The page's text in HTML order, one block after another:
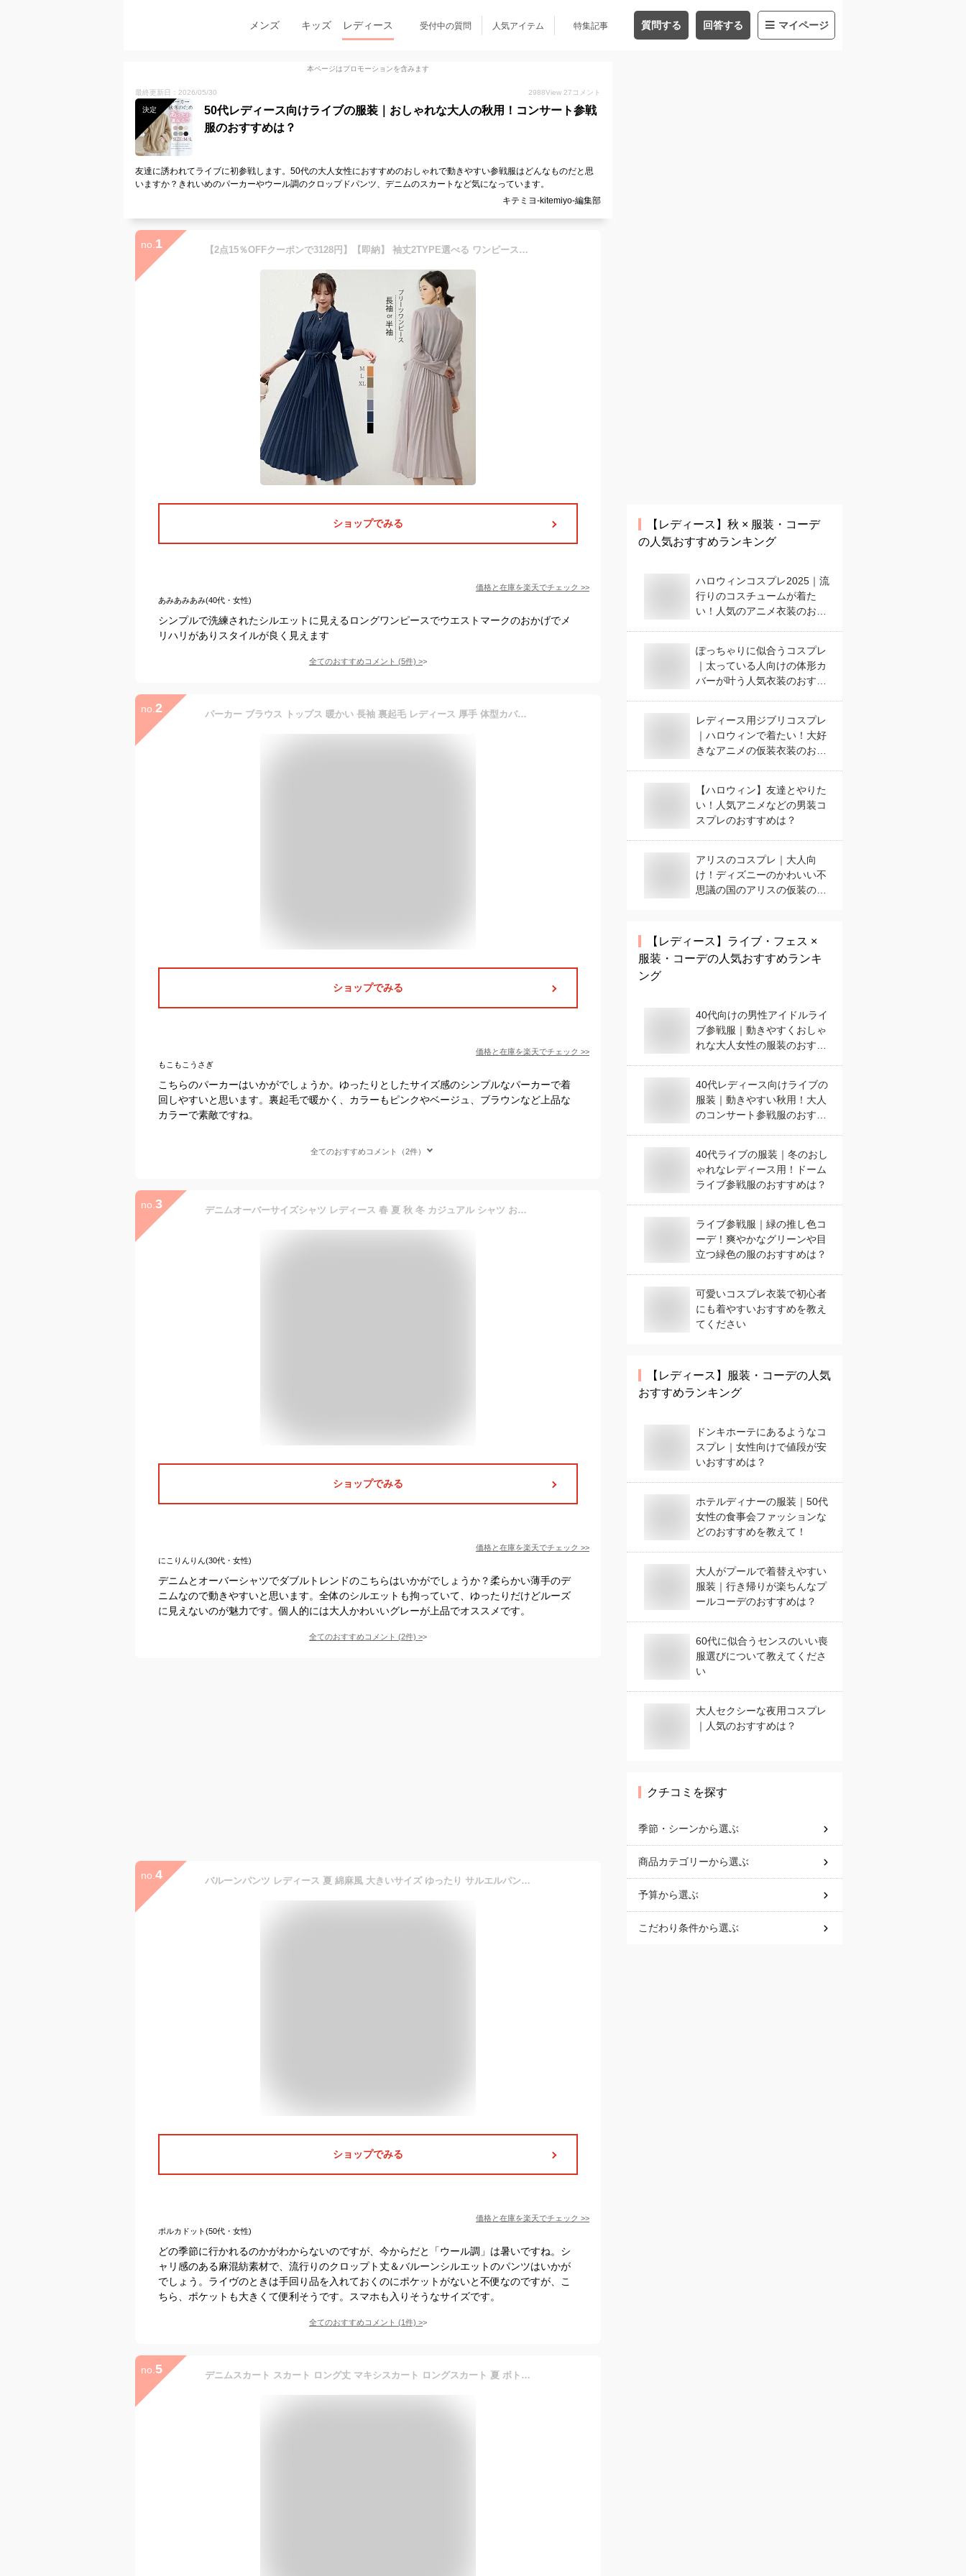
メンズ キッズ レディース 受付中の質問 人気アイテム 特集記事 質問する 回答する マイページ
本ページはプロモーションを含みます
最終更新日：2026/05/30 2988View 27 コメント
決定
50代レディース向けライブの服装｜おしゃれな大人の秋用！コンサート参戦
服のおすすめは？
友達に誘われてライブに初参戦します。50代の大人女性におすすめのおしゃれで動きやすい参戦服はどんなものだと思
いますか？きれいめのパーカーやウール調のクロップドパンツ、デニムのスカートなど気になっています。
キテミヨ-kitemiyo-編集部
no. 1 【2点15％OFFクーポンで3128円】【即納】 袖丈2TYPE選べる ワンピース 秋 レディース 長袖 半袖 プリーツ プリーツワンピース レディース 春 夏 秋 冬 ロング マキシ ロングワンピース マキシワンピース シャーリング 裏地付き きれいめ ウエストリボン付き シフォン
ショップでみる
価格と在庫を楽天でチェック >>
あみあみあみ(40代・女性)
シンプルで洗練されたシルエットに見えるロングワンピースでウエストマークのおかげでメ
リハリがありスタイルが良く見えます
全てのおすすめコメント (5件) >
no. 2 パーカー ブラウス トップス 暖かい 長袖 裏起毛 レディース 厚手 体型カバー 着痩せ 無地 帽子付き シンプル 秋冬 6色展開 上質 おしゃれ 気品が高い 通勤 ゆったり 大人 きれいめ オフィス カジュアル 肌触り 安心素材 旅行 高見え 20代 30代 40代 可愛い 秋冬の新作 M/L
ショップでみる
価格と在庫を楽天でチェック >>
もこもこうさぎ
こちらのパーカーはいかがでしょうか。ゆったりとしたサイズ感のシンプルなパーカーで着
回しやすいと思います。裏起毛で暖かく、カラーもピンクやベージュ、ブラウンなど上品な
カラーで素敵ですね。
全てのおすすめコメント（2件）
no. 3 デニムオーバーサイズシャツ レディース 春 夏 秋 冬 カジュアル シャツ おしゃれ レディース グレー ブラック ブルー ネイビー 20代 30代 40代 50代 公式[ハンチ]hunch
ショップでみる
価格と在庫を楽天でチェック >>
にこりんりん(30代・女性)
デニムとオーバーシャツでダブルトレンドのこちらはいかがでしょうか？柔らかい薄手のデ
ニムなので動きやすいと思います。全体のシルエットも拘っていて、ゆったりだけどルーズ
に見えないのが魅力です。個人的には大人かわいいグレーが上品でオススメです。
全てのおすすめコメント (2件) >
no. 4 バルーンパンツ レディース 夏 綿麻風 大きいサイズ ゆったり サルエルパンツ レディース きれいめ リネン パンツ クロップトパンツ 夏 部屋着 薄手 通気性
ショップでみる
価格と在庫を楽天でチェック >>
ポルカドット(50代・女性)
どの季節に行かれるのかがわからないのですが、今からだと「ウール調」は暑いですね。シ
ャリ感のある麻混紡素材で、流行りのクロップト丈＆バルーンシルエットのパンツはいかが
でしょう。ライヴのときは手回り品を入れておくのにポケットがないと不便なのですが、こ
ちら、ポケットも大きくて便利そうです。スマホも入りそうなサイズです。
全てのおすすめコメント (1件) >
no. 5 デニムスカート スカート ロング丈 マキシスカート ロングスカート 夏 ボトムス Aラインスカート デニム デニムロングスカート 大きサイズ 春 秋 ブラック バックスリット レディース タイトスカート きれいめ 可愛い お洒落 無地 カジュアル シンプル レトロ デイリー
【レディース】 秋 × 服装・コーデ
の人気おすすめランキング
ハロウィンコスプレ2025｜流
行りのコスチュームが着た
い！人気のアニメ衣装のおす
ぽっちゃりに似合うコスプレ
｜太っている人向けの体形カ
バーが叶う人気衣装のおすす
レディース用ジブリコスプレ
｜ハロウィンで着たい！大好
きなアニメの仮装衣装のおす
【ハロウィン】友達とやりた
い！人気アニメなどの男装コ
スプレのおすすめは？
アリスのコスプレ｜大人向
け！ディズニーのかわいい不
思議の国のアリスの仮装のお
【レディース】 ライブ・フェス ×
服装・コーデの人気おすすめランキ
ング
40代向けの男性アイドルライ
ブ参戦服｜動きやすくおしゃ
れな大人女性の服装のおすす
40代レディース向けライブの
服装｜動きやすい秋用！大人
のコンサート参戦服のおすす
40代ライブの服装｜冬のおし
ゃれなレディース用！ドーム
ライブ参戦服のおすすめは？
ライブ参戦服｜緑の推し色コ
ーデ！爽やかなグリーンや目
立つ緑色の服のおすすめは？
可愛いコスプレ衣装で初心者
にも着やすいおすすめを教え
てください
【レディース】 服装・コーデの人気
おすすめランキング
ドンキホーテにあるようなコ
スプレ｜女性向けで値段が安
いおすすめは？
ホテルディナーの服装｜50代
女性の食事会ファッションな
どのおすすめを教えて！
大人がプールで着替えやすい
服装｜行き帰りが楽ちんなプ
ールコーデのおすすめは？
60代に似合うセンスのいい喪
服選びについて教えてくださ
い
大人セクシーな夜用コスプレ
｜人気のおすすめは？
クチコミを探す
季節・シーンから選ぶ
商品カテゴリーから選ぶ
予算から選ぶ
こだわり条件から選ぶ